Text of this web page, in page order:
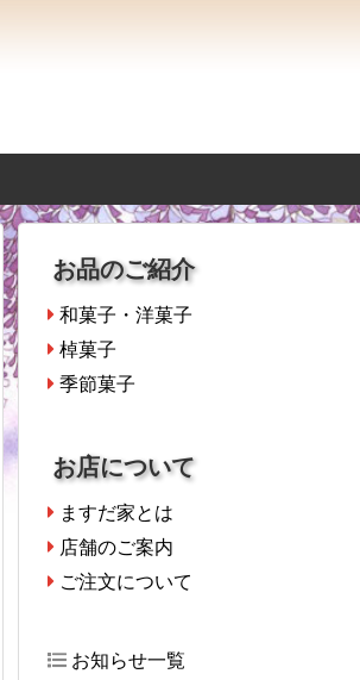
お品のご紹介
和菓子・洋菓子
棹菓子
季節菓子
お店について
ますだ家とは
店舗のご案内
ご注文について
お知らせ一覧